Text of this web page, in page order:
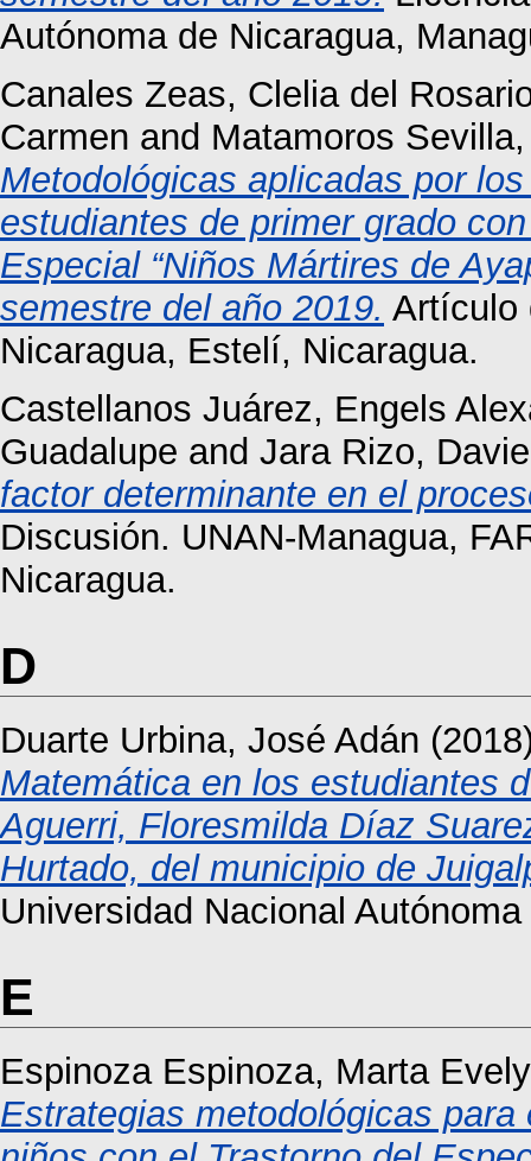
Autónoma de Nicaragua,
Canales Zeas, Clelia del
Carmen and Matamoros
Metodológicas aplicadas por
estudiantes de primer grado
Especial “Niños Mártires de
semestre del año 2019. Artículo
Nicaragua, Estelí, Nicaragua.
Castellanos Juárez, Engels
Guadalupe and Jara Rizo,
factor determinante en el
Discusión. UNAN-Managua,
Nicaragua.
D
Duarte Urbina, José Adán
Matemática en los estudiantes
Aguerri, Floresmilda Díaz
Hurtado, del municipio de
Universidad Nacional
E
Espinoza Espinoza, Marta
Estrategias metodológicas